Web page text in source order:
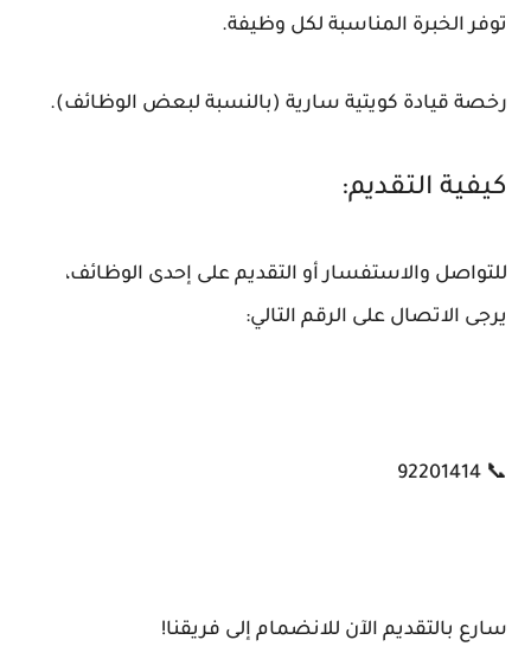
توفر الخبرة المناسبة لكل وظيفة.
رخصة قيادة كويتية سارية (بالنسبة لبعض الوظائف).
كيفية التقديم:
للتواصل والاستفسار أو التقديم على إحدى الوظائف،
يرجى الاتصال على الرقم التالي:
📞 92201414
سارع بالتقديم الآن للانضمام إلى فريقنا!